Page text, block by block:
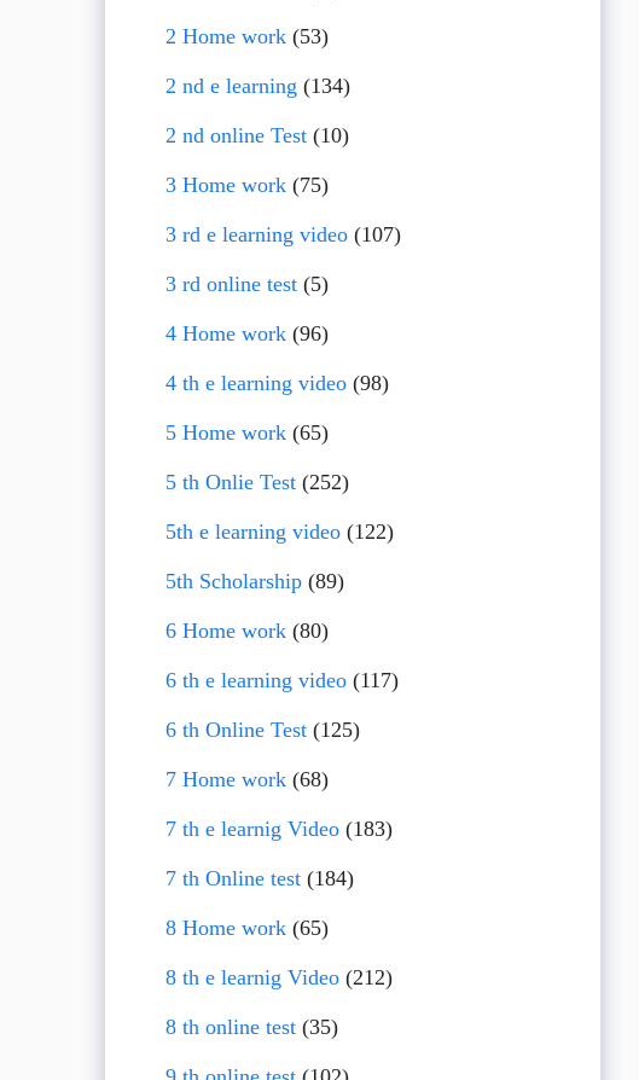
2 Home work(53)
2 nd e learning (134)
2 nd online Test(10)
3 Home work(75)
3 rd e learning video(107)
3 rd online test(5)
4 Home work(96)
4 th e learning video(98)
5 Home work(65)
5 th Onlie Test(252)
5th e learning video(122)
5th Scholarship(89)
6 Home work(80)
6 th e learning video(117)
6 th Online Test(125)
7 Home work(68)
7 th e learnig Video(183)
7 th Online test(184)
8 Home work(65)
8 th e learnig Video(212)
8 th online test(35)